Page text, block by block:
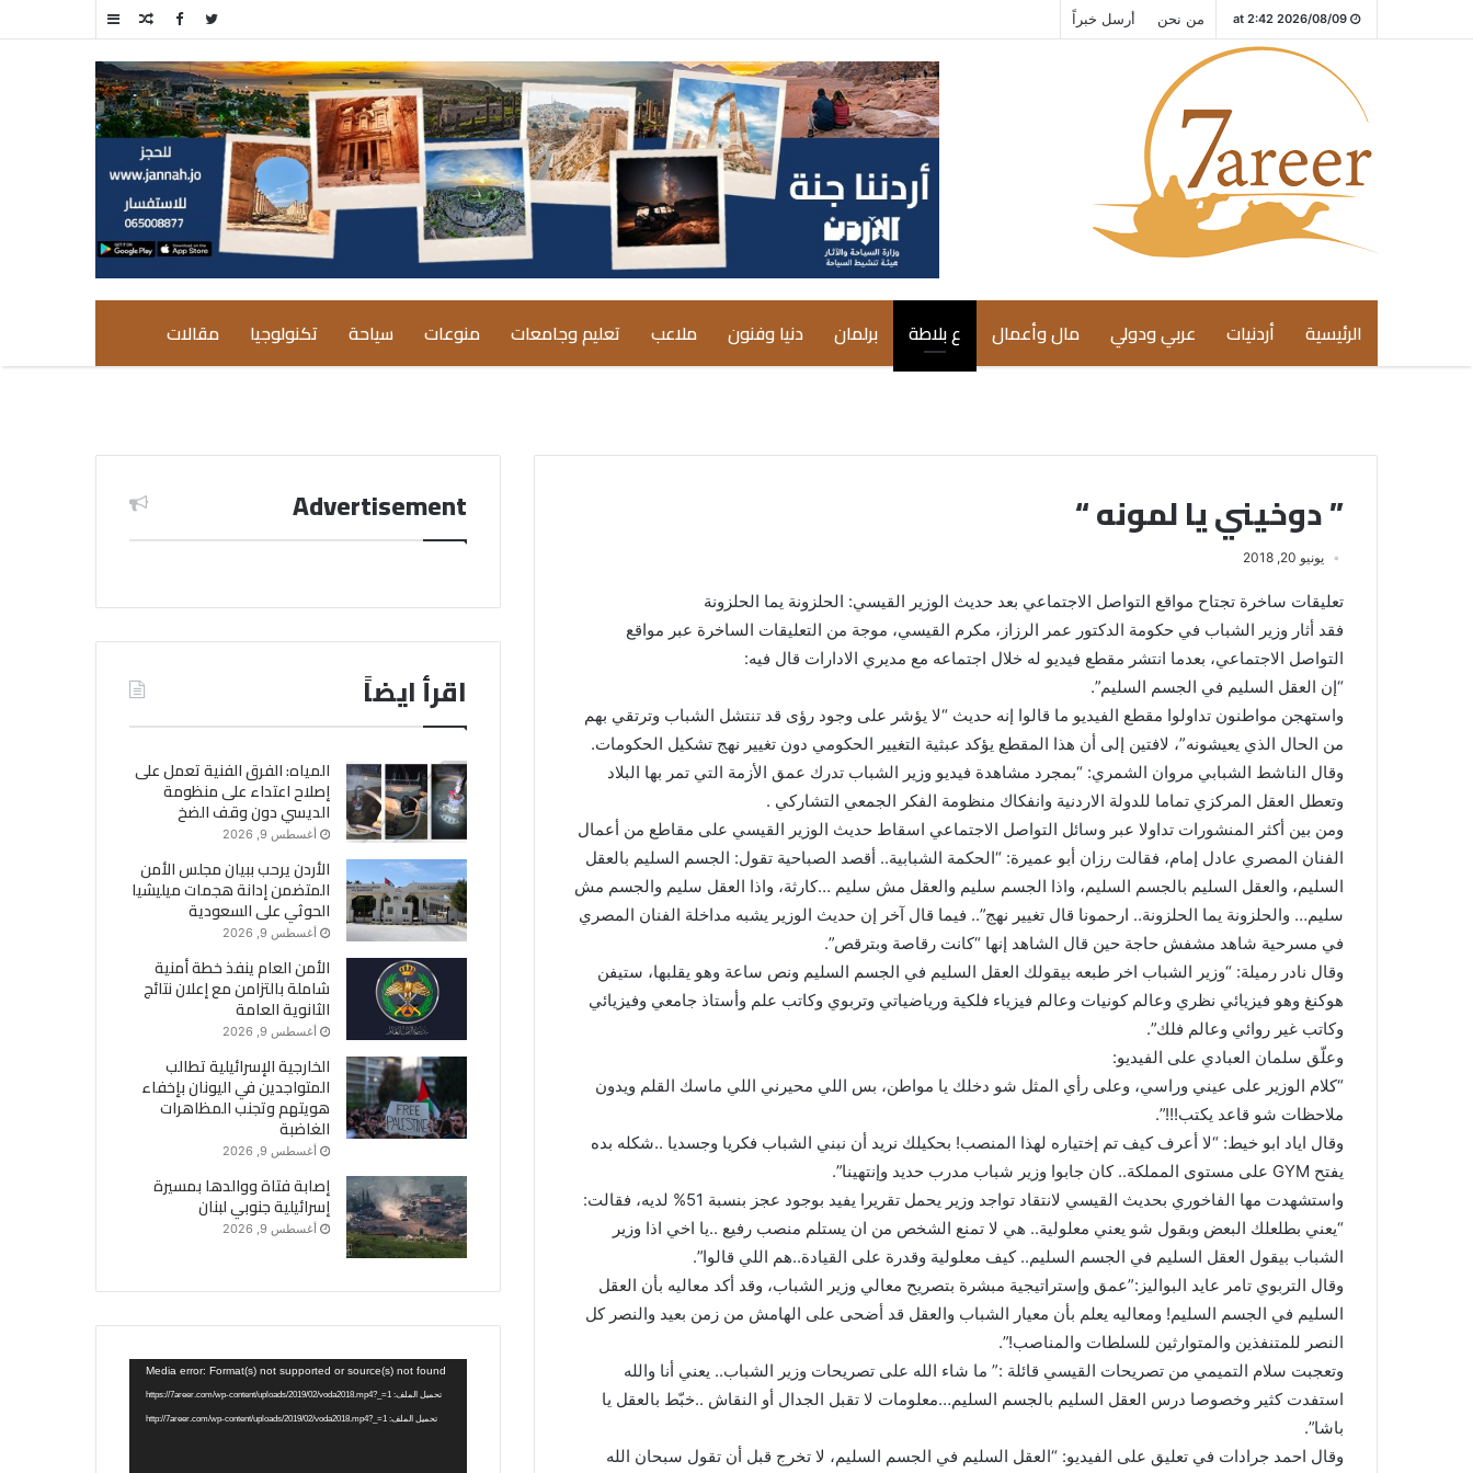
2026/08/09 at 2:42 من نحن أرسل خبراً إضافة
جانبي
مقال
الرئيسية أردنيات عربي ودولي مال وأعمال ع بلاطة برلمان دنيا وفنون ملاعب تعليم وجامعات منوعات سياحة تكنولوجيا مقالات
” دوخيني يا لمونه “
يونيو 20, 2018
تعليقات ساخرة تجتاح مواقع التواصل الاجتماعي بعد حديث الوزير القيسي: الحلزونة يما الحلزونة
فقد أثار وزير الشباب في حكومة الدكتور عمر الرزاز، مكرم القيسي، موجة من التعليقات الساخرة عبر مواقع
التواصل الاجتماعي، بعدما انتشر مقطع فيديو له خلال اجتماعه مع مديري الادارات قال فيه:
“إن العقل السليم في الجسم السليم”.
واستهجن مواطنون تداولوا مقطع الفيديو ما قالوا إنه حديث “لا يؤشر على وجود رؤى قد تنتشل الشباب وترتقي بهم
من الحال الذي يعيشونه”، لافتين إلى أن هذا المقطع يؤكد عبثية التغيير الحكومي دون تغيير نهج تشكيل الحكومات.
وقال الناشط الشبابي مروان الشمري: “بمجرد مشاهدة فيديو وزير الشباب تدرك عمق الأزمة التي تمر بها البلاد
وتعطل العقل المركزي تماما للدولة الاردنية وانفكاك منظومة الفكر الجمعي التشاركي .
ومن بين أكثر المنشورات تداولا عبر وسائل التواصل الاجتماعي اسقاط حديث الوزير القيسي على مقاطع من أعمال
الفنان المصري عادل إمام، فقالت رزان أبو عميرة: “الحكمة الشبابية.. أقصد الصباحية تقول: الجسم السليم بالعقل
السليم، والعقل السليم بالجسم السليم، واذا الجسم سليم والعقل مش سليم …كارثة، واذا العقل سليم والجسم مش
سليم… والحلزونة يما الحلزونة.. ارحمونا قال تغيير نهج”.. فيما قال آخر إن حديث الوزير يشبه مداخلة الفنان المصري
في مسرحية شاهد مشفش حاجة حين قال الشاهد إنها “كانت رقاصة وبترقص”.
وقال نادر رميلة: “وزير الشباب اخر طبعه بيقولك العقل السليم في الجسم السليم ونص ساعة وهو يقلبها، ستيفن
هوكنغ وهو فيزيائي نظري وعالم كونيات وعالم فيزياء فلكية ورياضياتي وتربوي وكاتب علم وأستاذ جامعي وفيزيائي
وكاتب غير روائي وعالم فلك”.
وعلّق سلمان العبادي على الفيديو:
“كلام الوزير على عيني وراسي، وعلى رأي المثل شو دخلك يا مواطن، بس اللي محيرني اللي ماسك القلم ويدون
ملاحظات شو قاعد يكتب!!!”.
وقال اياد ابو خيط: “لا أعرف كيف تم إختياره لهذا المنصب! بحكيلك نريد أن نبني الشباب فكريا وجسديا ..شكله بده
يفتح GYM على مستوى المملكة.. كان جابوا وزير شباب مدرب حديد وإنتهينا”.
واستشهدت مها الفاخوري بحديث القيسي لانتقاد تواجد وزير يحمل تقريرا يفيد بوجود عجز بنسبة 51% لديه، فقالت:
“يعني بطلعلك البعض وبقول شو يعني معلولية.. هي لا تمنع الشخص من ان يستلم منصب رفيع ..يا اخي اذا وزير
الشباب بيقول العقل السليم في الجسم السليم.. كيف معلولية وقدرة على القيادة..هم اللي قالوا”.
وقال التربوي تامر عايد البواليز:”عمق وإستراتيجية مبشرة بتصريح معالي وزير الشباب، وقد أكد معاليه بأن العقل
السليم في الجسم السليم! ومعاليه يعلم بأن معيار الشباب والعقل قد أضحى على الهامش من زمن بعيد والنصر كل
النصر للمتنفذين والمتوارثين للسلطات والمناصب!”.
وتعجبت سلام التميمي من تصريحات القيسي قائلة :” ما شاء الله على تصريحات وزير الشباب.. يعني أنا والله
استفدت كثير وخصوصا درس العقل السليم بالجسم السليم…معلومات لا تقبل الجدال أو النقاش ..خبّط بالعقل يا
باشا”.
وقال احمد جرادات في تعليق على الفيديو: “العقل السليم في الجسم السليم، لا تخرج قبل أن تقول سبحان الله
Advertisement
اقرأ ايضاً
المياه: الفرق الفنية تعمل على
إصلاح اعتداء على منظومة
الديسي دون وقف الضخ
أغسطس 9, 2026
الأردن يرحب ببيان مجلس الأمن
المتضمن إدانة هجمات ميليشيا
الحوثي على السعودية
أغسطس 9, 2026
الأمن العام ينفذ خطة أمنية
شاملة بالتزامن مع إعلان نتائج
الثانوية العامة
أغسطس 9, 2026
الخارجية الإسرائيلية تطالب
المتواجدين في اليونان بإخفاء
هويتهم وتجنب المظاهرات
الغاضبة
أغسطس 9, 2026
إصابة فتاة ووالدها بمسيرة
إسرائيلية جنوبي لبنان
أغسطس 9, 2026
مشغل
الفيديو
Media error: Format(s) not supported or source(s) not found
تحميل الملف: https://7areer.com/wp-content/uploads/2019/02/voda2018.mp4?_=1
تحميل الملف: http://7areer.com/wp-content/uploads/2019/02/voda2018.mp4?_=1